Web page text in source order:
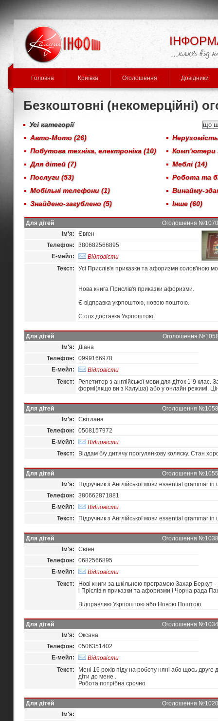
Головна Криївка Оголошення Довідники
Безкоштовні (некомерційні)
Усі категорії
Авто-Мото (26)
Побутова техніка, електроніка (10)
Комп'ютери
Для дітей (7)
Меблі (14)
Послуги (53)
Робота та
Мобільні телефони (1)
Винайму-
Знайдено-загублено (5)
Інше (60)
Для дітей
Оголошення
Ім'я:
Євген
Телефон:
380682566895
Е-мейл:
Відповісти
Текст:
Усі Прислів'я приказки та афоризми солов'їною
Нова книга Прислів'я приказки афоризми.
Є відправка укрпоштою, новою поштою.
Є олх доставка Укрпоштою.
Для дітей
Оголошення
Ім'я:
Діана
Телефон:
0999166978
Е-мейл:
Відповісти
Текст:
Репетитор з англійської мови для діток 1-9 клас.
формі(якщо ви з Калуша) або у онлайн режимі.
Для дітей
Оголошення
Ім'я:
Світлана
Телефон:
0508157972
Е-мейл:
Відповісти
Текст:
Віддам б/у дитячу прогулянкову коляску. Стан
Для дітей
Оголошення
Ім'я:
Підручник з Англійської мови essential grammar
Телефон:
380662871881
Е-мейл:
Відповісти
Текст:
Підручник з Англійської мови essential grammar
Для дітей
Оголошення
Ім'я:
Євген
Телефон:
0682566895
Е-мейл:
Відповісти
Текст:
Нові книги за шкільною програмою Захар Беркут -
і Пріслів я приказки та афоризми і Чорна рада
Відправляю Укрпоштою або Новою Поштою.
Для дітей
Оголошення
Ім'я:
Оксана
Телефон:
0506351402
Е-мейл:
Відповісти
Текст:
Мені 16 років піду на роботу няні або щось
діти до мене .
Робота потрібна срочно
Для дітей
Оголошення
Ім'я: